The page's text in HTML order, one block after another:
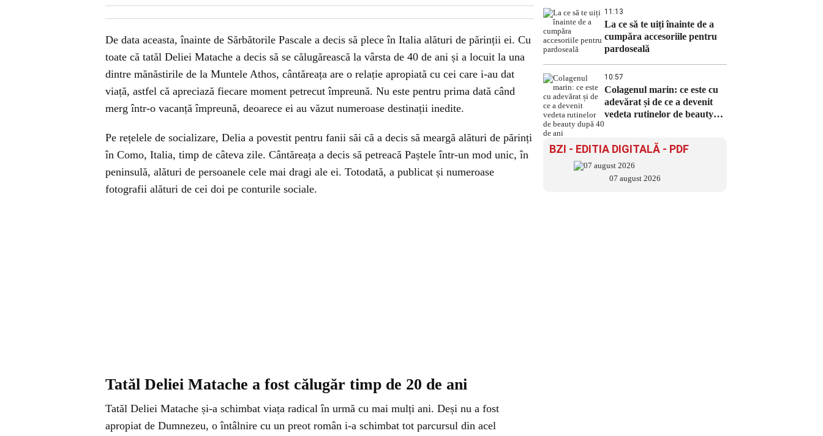
De data aceasta, înainte de Sărbătorile Pascale a decis să plece în Italia alături de părinții ei. Cu
toate că tatăl Deliei Matache a decis să se călugărească la vârsta de 40 de ani și a locuit la una
dintre mănăstirile de la Muntele Athos, cântăreața are o relație apropiată cu cei care i-au dat
viață, astfel că apreciază fiecare moment petrecut împreună. Nu este pentru prima dată când
merg într-o vacanță împreună, deoarece ei au văzut numeroase destinații inedite.
Pe rețelele de socializare, Delia a povestit pentru fanii săi că a decis să meargă alături de părinți
în Como, Italia, timp de câteva zile. Cântăreața a decis să petreacă Paștele într-un mod unic, în
peninsulă, alături de persoanele cele mai dragi ale ei. Totodată, a publicat și numeroase
fotografii alături de cei doi pe conturile sociale.
Tatăl Deliei Matache a fost călugăr timp de 20 de ani
Tatăl Deliei Matache și-a schimbat viața radical în urmă cu mai mulți ani. Deși nu a fost
apropiat de Dumnezeu, o întâlnire cu un preot român i-a schimbat tot parcursul din acel
11:13
La ce să te uiți înainte de a
cumpăra accesoriile pentru
pardoseală
10:57
Colagenul marin: ce este cu
adevărat și de ce a devenit
vedeta rutinelor de beauty
BZI - EDITIA DIGITALĂ - PDF
07 august 2026